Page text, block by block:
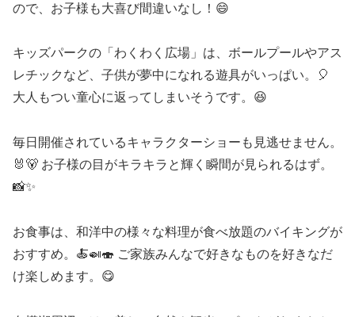
ので、お子様も大喜び間違いなし！😄
キッズパークの「わくわく広場」は、ボールプールやアス
レチックなど、子供が夢中になれる遊具がいっぱい。🎈
大人もつい童心に返ってしまいそうです。😆
毎日開催されているキャラクターショーも見逃せません。
🐰🐻 お子様の目がキラキラと輝く瞬間が見られるはず。
📸✨
お食事は、和洋中の様々な料理が食べ放題のバイキングが
おすすめ。🍝🍛🍣 ご家族みんなで好きなものを好きなだ
け楽しめます。😋